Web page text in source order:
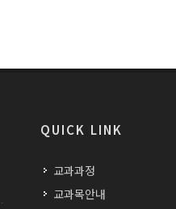
QUICK LINK
교과과정
교과목안내